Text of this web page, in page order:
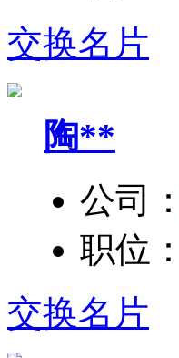
交换名片
陶**
公司：
职位：
交换名片